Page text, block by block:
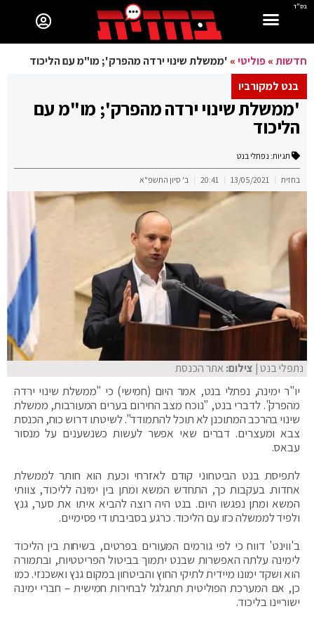
בס"ד
חדשות»פוליטי» 'ממשלת שינוי ירדה מהפרק'; מו"מ עם הליכוד
בנט למקורביו
'ממשלת שינוי ירדה מהפרק'; מו"מ עם
הליכוד
תגיות: נפתלי בנט
בחזית 13/05/2021
20:41 ב' סיון התשפ"א
נתפלי בנט| צילום: אתר הכנסת
יו"ר ימינה, נפתלי בנט, אמר היום (חמישי) כי "ממשלת שינוי ירדה
מהפרק". לדברי בנט, "נוכח מצב החירום בערים המעורבות, ממשלת
שינוי בהרכב המתוכנן לא תוכל להתמודד". לשיטתו דרוש כוח, הכנסת
צבא ומעצרים. דברים שאי אפשר לעשות כשנשענים על מנסור
עבאס.
לתפיסת בנט הביטחוני קודם לאזרחי וכעת הוא חותר לממשלת
אחדות. בעקבות כך, התחדש המשא ומתן בין ימינה לליכוד, צוותי
המשא ומתן נפגשו היום. בנט היה רוצה להביא איתו את סער, גנץ
ולפיד לממשלה כזו עם הליכוד. כרגע בסביבתו די פסימיים.
ב'ווינט' דווח כי לפי גורמים המעורים בפרטים, בשיחות בין הליכוד
לימינה עלתה האפשרות שבנט יתמוך בביטול הפריטטיות, ובתמורה
הוא ושקד ימונו מיידית לתיקי החוץ והביטחון במקום גנץ ואשכנזי. כמו
כן, אם המערכת הפוליטית תתגלגל לבחירות חמישית – חברי ימינה
ישוריינו בליכוד.